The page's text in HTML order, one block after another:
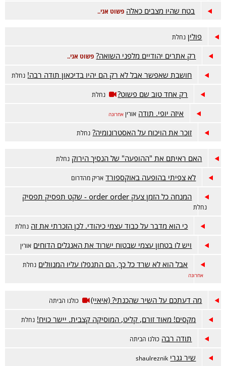
בטח שהיו מצבים כאלה פשוט אני..
פולין נחלת
רק אתרים יהודיים מלפני השואה? פשוט אני..
חושבת שאפשר אבל לא רק הם יהיו בדיכאון תודה רבה! נחלת
רק אחד טוב שם פשוט? נחלת
איזה יופי. תודה אורין אחרונה
זוכר את הויכוח על האסטרונומיה? נחלת
האם ראיתם את "ההופעה" של הנסיך הירוק נחלת
לא צפיתי בהופעה באוקספורד אריק מהדרום
המנחה כל הזמן צעק order order - שקט תפסיק תפסיק
נחלת
כי הוא מדבר על כבוד עצמי כיהודי. לכן הזכרתי את זה נחלת
ויש לו בטחון עצמי שבטוח ישרוד את האנגלים הדוחים אורין
אבל הוא לא שרד כל כך, הם התנפלו עליו המנוולים נחלת
אחרונה
מה דעתכם על השיר שהכנתי? (איאיי) כולנו הביתה
מקסים! מאוד זורם, קליט, המוסיקה קצבית. יישר כויח! נחלת
תודה רבה כולנו הביתה
שיר גנרי shaulreznik